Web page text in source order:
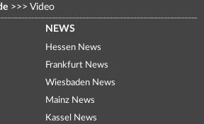
>>> Video
NEWS
Hessen News
Frankfurt News
Wiesbaden News
Mainz News
Kassel News